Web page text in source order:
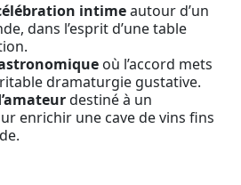
intimeautour d’un
dans l’esprit d’une table
où l’accord mets
dramaturgie gustative.
destiné à un
enrichir une cave de vins fins